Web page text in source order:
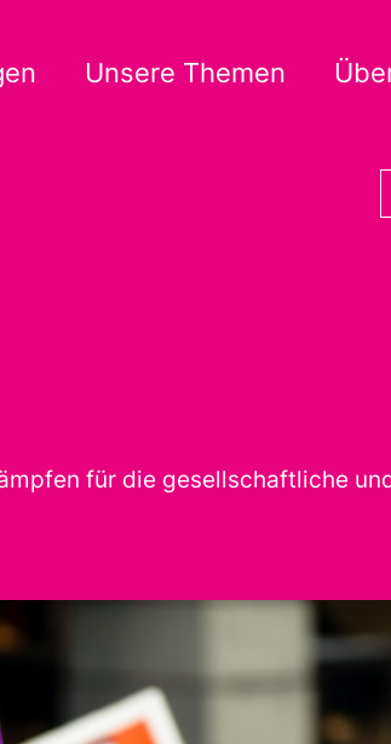
Unsere Themen
für die gesellschaftliche